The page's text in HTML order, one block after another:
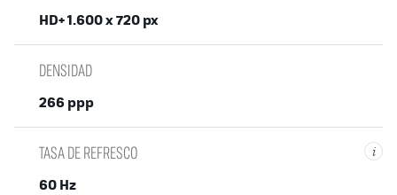
HD+ 1.600 x 720 px
DENSIDAD
266 ppp
i
TASA DE REFRESCO
60 Hz